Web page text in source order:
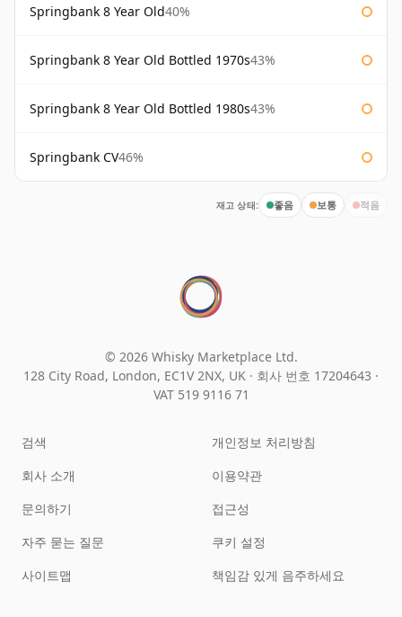
Springbank 8 Year Old40%
Springbank 8 Year Old Bottled 1970s43%
Springbank 8 Year Old Bottled 1980s43%
Springbank CV46%
재고 상태: 좋음 보통 적음
© 2026 Whisky Marketplace Ltd.
128 City Road, London, EC1V 2NX, UK · 회사 번호 17204643 ·
VAT 519 9116 71
검색
회사 소개
문의하기
자주 묻는 질문
사이트맵
개인정보 처리방침
이용약관
접근성
쿠키 설정
책임감 있게 음주하세요